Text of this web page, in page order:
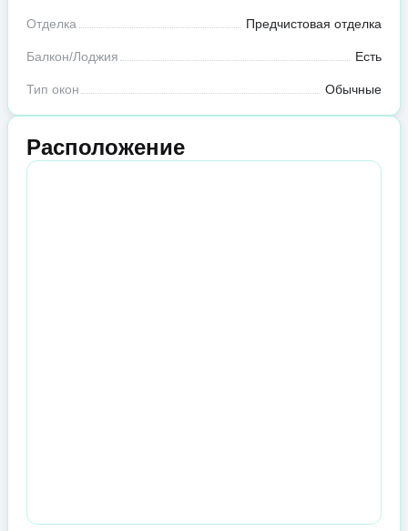
Отделка Предчистовая отделка
Балкон/Лоджия Есть
Тип окон Обычные
Расположение